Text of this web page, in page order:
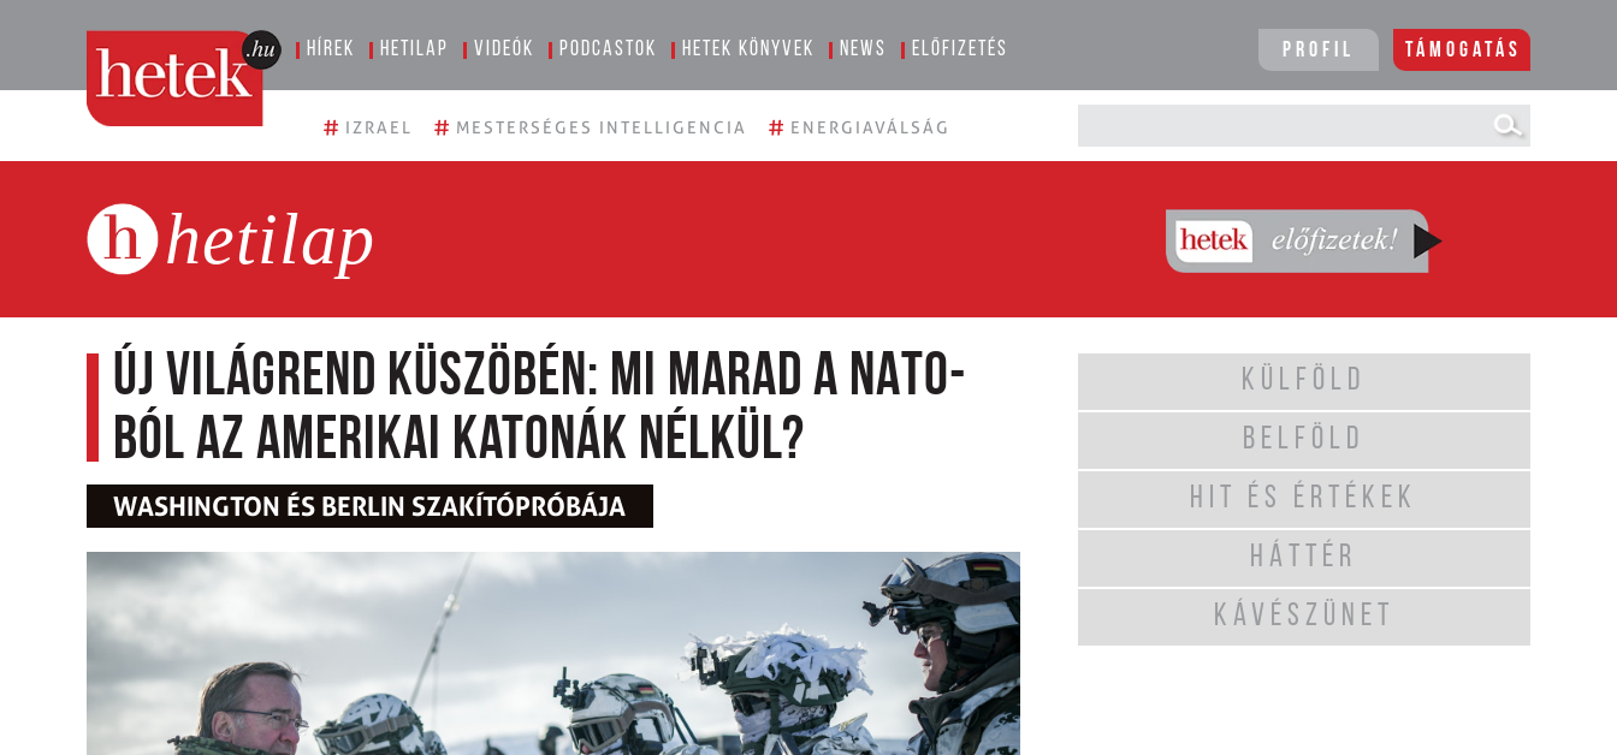
Hírek Hetilap Videók Podcastok Hetek könyvek News Előfizetés Profil Támogatás
# IZRAEL # MESTERSÉGES INTELLIGENCIA # ENERGIAVÁLSÁG
hetilap
Új világrend küszöbén: Mi marad a NATO-
ból az amerikai katonák nélkül?
WASHINGTON ÉS BERLIN SZAKÍTÓPRÓBÁJA
KÜLFÖLD
BELFÖLD
HIT ÉS ÉRTÉKEK
HÁTTÉR
KÁVÉSZÜNET